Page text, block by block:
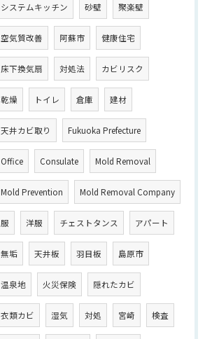
システムキッチン 砂壁 聚楽壁
空気質改善 阿蘇市 健康住宅
床下換気扇 対処法 カビリスク
乾燥 トイレ 倉庫 建材
天井カビ取り Fukuoka Prefecture
Office Consulate Mold Removal
Mold Prevention Mold Removal Company
服 洋服 チェストタンス アパート
無垢 天井板 羽目板 島原市
温泉地 火災保険 隠れたカビ
衣類カビ 湿気 対処 宮崎 検査